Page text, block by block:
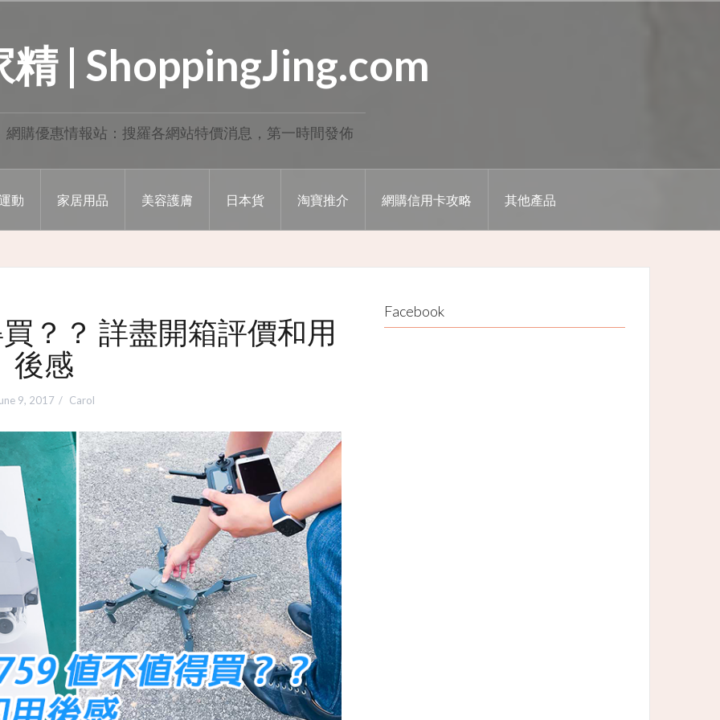
精 | ShoppingJing.com
網購優惠情報站：搜羅各網站特價消息，第一時間發佈
動 家居用品 美容護膚 日本貨 淘寶推介 網購信用卡攻略 其他產品
？？ 詳盡開箱評價和用
後感
9, 2017 Carol
Facebook